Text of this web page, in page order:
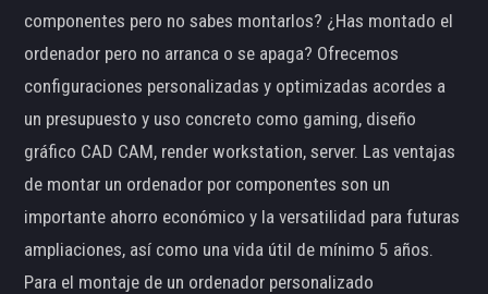
componentes pero no sabes montarlos? ¿Has montado el
ordenador pero no arranca o se apaga? Ofrecemos
configuraciones personalizadas y optimizadas acordes a
un presupuesto y uso concreto como gaming, diseño
gráfico CAD CAM, render workstation, server. Las ventajas
de montar un ordenador por componentes son un
importante ahorro económico y la versatilidad para futuras
ampliaciones, así como una vida útil de mínimo 5 años.
Para el montaje de un ordenador personalizado